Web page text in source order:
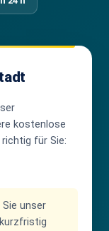
kostenlose
für Sie:
unser